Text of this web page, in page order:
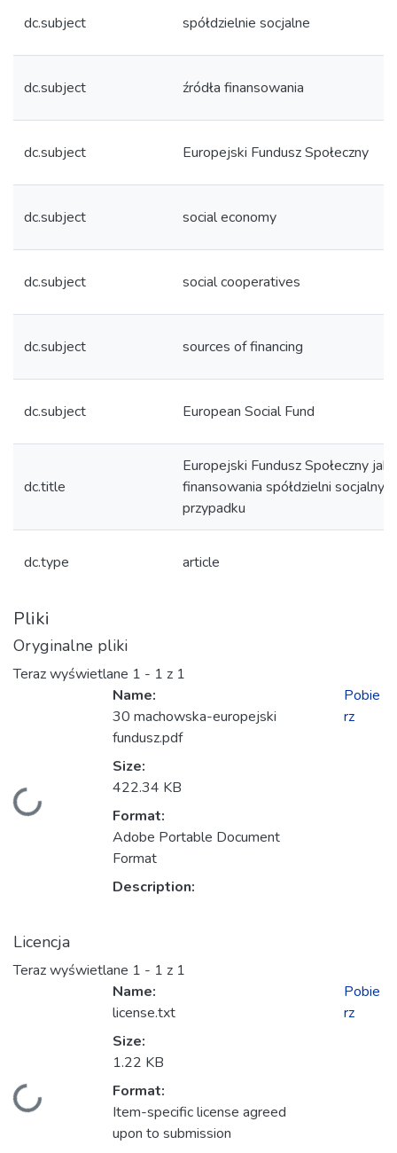
dc.subject spółdzielnie socjalne
dc.subject źródła finansowania
dc.subject Europejski Fundusz Społeczny
dc.subject social economy
dc.subject social cooperatives
dc.subject sources of financing
dc.subject European Social Fund
dc.title
Europejski Fundusz Społeczny
finansowania spółdzielni
przypadku
dc.type article
Pliki
Oryginalne pliki
Teraz wyświetlane 1 - 1 z 1
Name:
30 machowska-europejski
fundusz.pdf
Size:
422.34 KB
Format:
Adobe Portable Document
Format
Description:
Pobie
rz
Licencja
Teraz wyświetlane 1 - 1 z 1
Name:
license.txt
Size:
1.22 KB
Format:
Item-specific license agreed
upon to submission
Pobie
rz